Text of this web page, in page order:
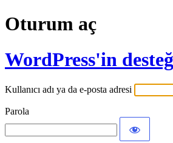
Oturum aç
WordPress'in
Kullanıcı adı ya da e-posta adresi
Parola